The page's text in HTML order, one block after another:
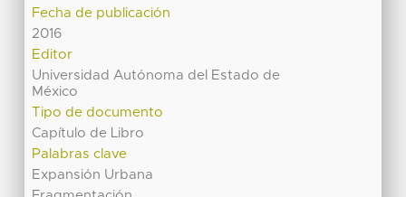
Fecha de publicación
2016
Editor
Universidad Autónoma del Estado de
México
Tipo de documento
Capítulo de Libro
Palabras clave
Expansión Urbana